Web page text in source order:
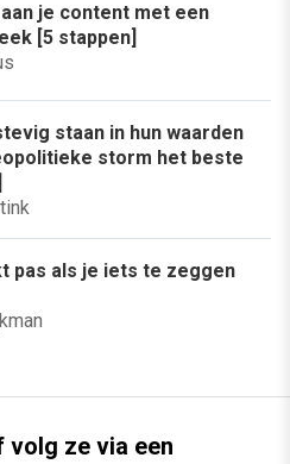
je content met een
[5 stappen]
staan in hun waarden
storm het beste
pas als je iets te zeggen
ze via een